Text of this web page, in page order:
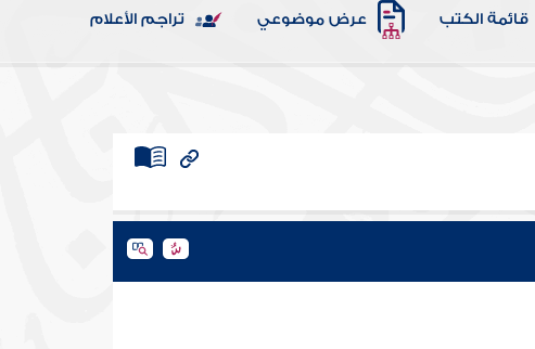
قائمة الكتب عرض موضوعي تراجم الأعلام